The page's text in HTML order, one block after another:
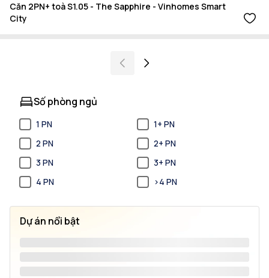
Căn 2PN+ toà S1.05 - The Sapphire - Vinhomes Smart
City
Số phòng ngủ
1 PN
1+ PN
2 PN
2+ PN
3 PN
3+ PN
4 PN
>4 PN
Dự án nổi bật